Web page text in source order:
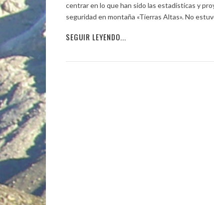
centrar en lo que han sido las estadísticas y
seguridad en montaña «Tierras Altas». No
SEGUIR LEYENDO...